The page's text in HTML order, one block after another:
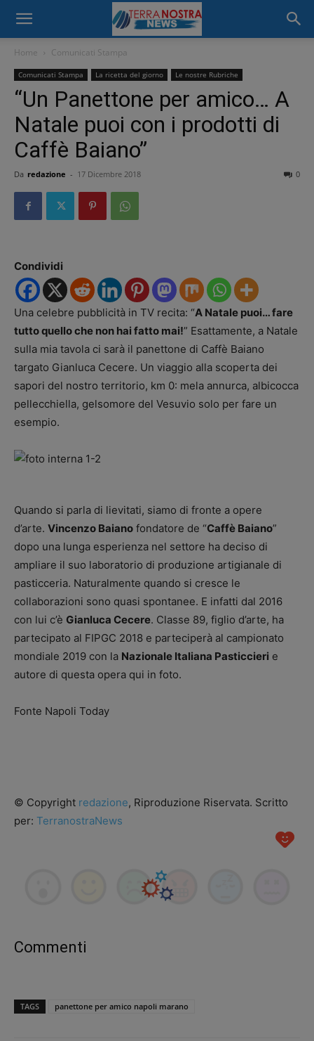
Home Comunicati Stampa
Comunicati Stampa La ricetta del giorno Le nostre Rubriche
“Un Panettone per amico… A
Natale puoi con i prodotti di
Caffè Baiano”
Da redazione - 17 Dicembre 2018 0
Condividi
Una celebre pubblicità in TV recita: “A Natale puoi… fare
tutto quello che non hai fatto mai!” Esattamente, a Natale
sulla mia tavola ci sarà il panettone di Caffè Baiano
targato Gianluca Cecere. Un viaggio alla scoperta dei
sapori del nostro territorio, km 0: mela annurca, albicocca
pellecchiella, gelsomore del Vesuvio solo per fare un
esempio.
Quando si parla di lievitati, siamo di fronte a opere
d’arte. Vincenzo Baiano fondatore de “Caffè Baiano”
dopo una lunga esperienza nel settore ha deciso di
ampliare il suo laboratorio di produzione artigianale di
pasticceria. Naturalmente quando si cresce le
collaborazioni sono quasi spontanee. E infatti dal 2016
con lui c’è Gianluca Cecere. Classe 89, figlio d’arte, ha
partecipato al FIPGC 2018 e parteciperà al campionato
mondiale 2019 con la Nazionale Italiana Pasticcieri e
autore di questa opera qui in foto.
Fonte Napoli Today
© Copyright redazione, Riproduzione Riservata. Scritto
per: TerranostraNews
Commenti
TAGS panettone per amico napoli marano